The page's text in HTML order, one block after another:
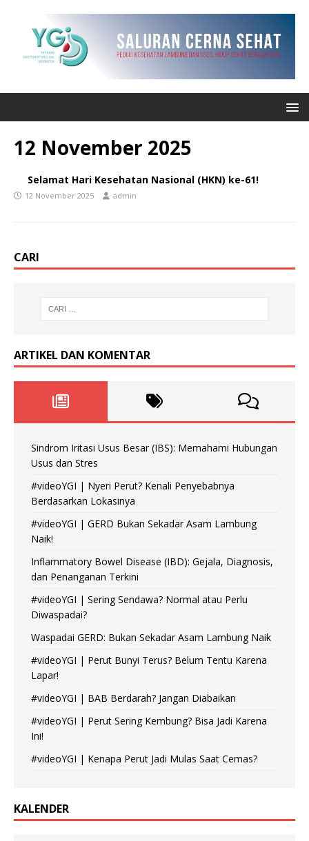
12 November 2025
Selamat Hari Kesehatan Nasional (HKN) ke-61!
12 November 2025 admin
CARI
ARTIKEL DAN KOMENTAR
Sindrom Iritasi Usus Besar (IBS): Memahami Hubungan
Usus dan Stres
#videoYGI | Nyeri Perut? Kenali Penyebabnya
Berdasarkan Lokasinya
#videoYGI | GERD Bukan Sekadar Asam Lambung
Naik!
Inflammatory Bowel Disease (IBD): Gejala, Diagnosis,
dan Penanganan Terkini
#videoYGI | Sering Sendawa? Normal atau Perlu
Diwaspadai?
Waspadai GERD: Bukan Sekadar Asam Lambung Naik
#videoYGI | Perut Bunyi Terus? Belum Tentu Karena
Lapar!
#videoYGI | BAB Berdarah? Jangan Diabaikan
#videoYGI | Perut Sering Kembung? Bisa Jadi Karena
Ini!
#videoYGI | Kenapa Perut Jadi Mulas Saat Cemas?
KALENDER